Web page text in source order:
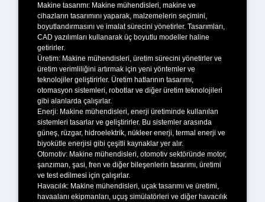
Makine tasarımı: Makine mühendisleri, makine ve
cihazların tasarımını yaparak, malzemelerin seçimini,
boyutlandırmasını ve imalat sürecini yönetirler. Tasarımları,
CAD yazılımları kullanarak üç boyutlu modeller haline
getirirler.
Üretim: Makine mühendisleri, üretim sürecini yönetirler ve
üretim verimliliğini artırmak için yeni yöntemler ve
teknolojiler geliştirirler. Üretim hatlarının tasarımı,
otomasyon sistemleri, robotlar ve diğer üretim teknolojileri
gibi alanlarda çalışırlar.
Enerji: Makine mühendisleri, enerji üretiminde kullanılan
sistemleri tasarlar ve geliştirirler. Bu sistemler arasında
güneş, rüzgar, hidroelektrik, nükleer enerji, termal enerji ve
biyokütle enerjisi gibi çeşitli kaynaklar yer alır.
Otomotiv: Makine mühendisleri, otomotiv sektöründe motor,
şanzıman, şasi, fren ve diğer bileşenlerin tasarımı, üretimi
ve test edilmesi için çalışırlar.
Havacılık: Makine mühendisleri, uçak tasarımı ve üretimi,
havaalanı ekipmanları, uçuş simülatörleri ve diğer havacılık